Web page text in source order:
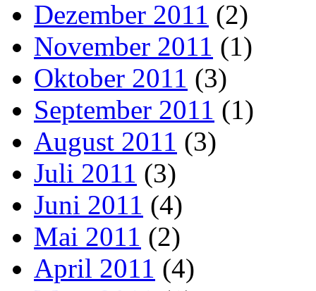
Dezember 2011 (2)
November 2011 (1)
Oktober 2011 (3)
September 2011 (1)
August 2011 (3)
Juli 2011 (3)
Juni 2011 (4)
Mai 2011 (2)
April 2011 (4)